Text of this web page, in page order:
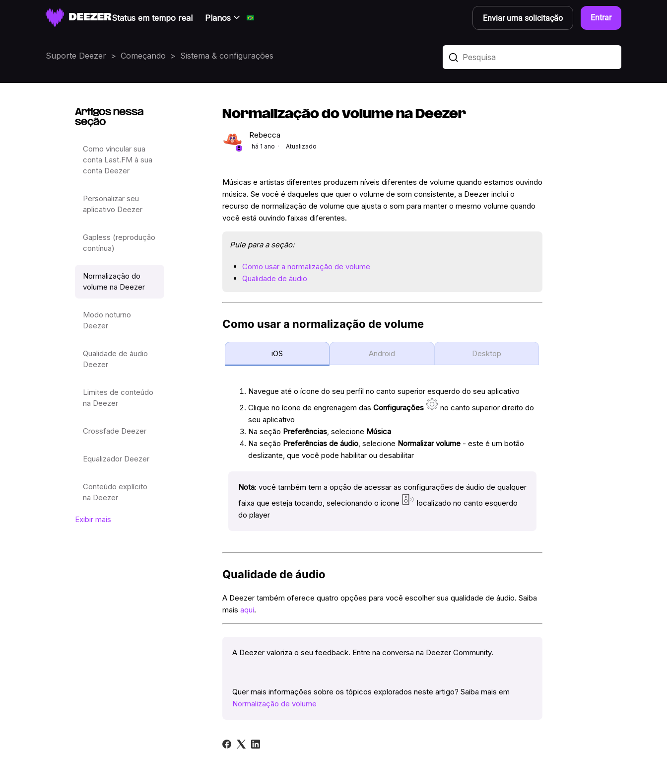
Status em tempo real Planos Enviar uma solicitação Entrar
Suporte Deezer Começando Sistema & configurações
Artigos nessa
seção
Como vincular sua
conta Last.FM à sua
conta Deezer
Personalizar seu
aplicativo Deezer
Gapless (reprodução
contínua)
Normalização do
volume na Deezer
Modo noturno
Deezer
Qualidade de áudio
Deezer
Limites de conteúdo
na Deezer
Crossfade Deezer
Equalizador Deezer
Conteúdo explícito
na Deezer
Exibir mais
Normalização do volume na Deezer
Rebecca
há 1 ano Atualizado
Músicas e artistas diferentes produzem níveis diferentes de volume quando estamos ouvindo
música. Se você é daqueles que quer o volume de som consistente, a Deezer inclui o
recurso de normalização de volume que ajusta o som para manter o mesmo volume quando
você está ouvindo faixas diferentes.
Pule para a seção:
Como usar a normalização de volume
Qualidade de áudio
Como usar a normalização de volume
iOS Android Desktop
Navegue até o ícone do seu perfil no canto superior esquerdo do seu aplicativo
Clique no ícone de engrenagem das Configurações
no canto superior direito do
seu aplicativo
Na seção Preferências, selecione Música
Na seção Preferências de áudio, selecione Normalizar volume- este é um botão
deslizante, que você pode habilitar ou desabilitar
Nota: você também tem a opção de acessar as configurações de áudio de qualquer
faixa que esteja tocando, selecionando o ícone
localizado no canto esquerdo
do player
Qualidade de áudio
A Deezer também oferece quatro opções para você escolher sua qualidade de áudio. Saiba
mais aqui.
A Deezer valoriza o seu feedback. Entre na conversa na Deezer Community.
Quer mais informações sobre os tópicos explorados neste artigo? Saiba mais em
Normalização de volume